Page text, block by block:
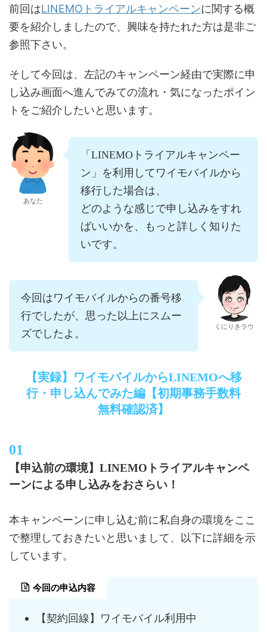
前回はLINEMOトライアルキャンペーンに関する概
要を紹介しましたので、興味を持たれた方は是非ご
参照下さい。
そして今回は、左記のキャンペーン経由で実際に申
し込み画面へ進んでみての流れ・気になったポイン
トをご紹介したいと思います。
あなた
「LINEMOトライアルキャンペー
ン」を利用してワイモバイルから
移行した場合は、
どのような感じで申し込みをすれ
ばいいかを、もっと詳しく知りた
いです。
今回はワイモバイルからの番号移
行でしたが、思った以上にスムー
ズでしたよ。
くにりきラウ
【実録】ワイモバイルからLINEMOへ移
行・申し込んでみた編【初期事務手数料
無料確認済】
【申込前の環境】LINEMOトライアルキャンペ
ーンによる申し込みをおさらい！
本キャンペーンに申し込む前に私自身の環境をここ
で整理しておきたいと思いまして、以下に詳細を示
しています。
今回の申込内容
【契約回線】ワイモバイル利用中